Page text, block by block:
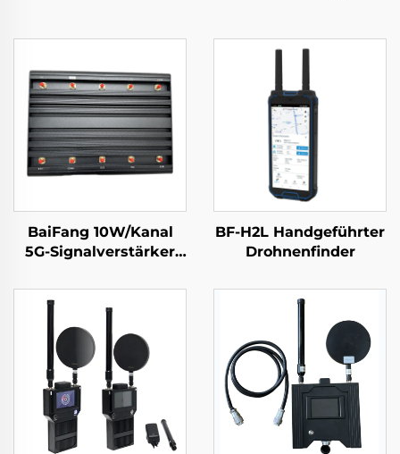
BaiFang 10W/Kanal
5G-Signalverstärker
Repeater, 2G 3G 4G
Verstärkung
BF-H2L Handgeführter
Drohnenfinder